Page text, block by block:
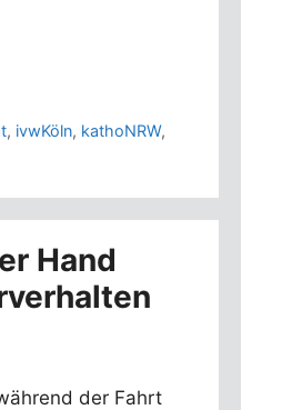
, ivwKöln, kathoNRW,
Hand
der Fahrt